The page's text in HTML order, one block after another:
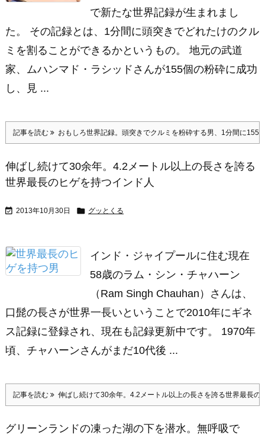
で新たな世界記録が生まれまし
た。 その記録とは、1分間に頭突きでどれたけのクル
ミを割ることができるかというもの。 地元の武道
家、ムハンマド・ラシッドさんが155個の粉砕に成功
し、見 ...
記事を読む おもしろ世界記録。頭突きでクルミを粉砕する男、1分間に155
伸ばし続けて30余年。4.2メートル以上の長さを誇る
世界最長のヒゲを持つインド人
 2013年10月30日  グッとくる
インド・ジャイプールに住む現在
58歳のラム・シン・チャハーン
（Ram Singh Chauhan）さんは、
口髭の長さが世界一長いということで2010年にギネ
ス記録に登録され、現在も記録更新中です。 1970年
頃、チャハーンさんがまだ10代後 ...
記事を読む 伸ばし続けて30余年。4.2メートル以上の長さを誇る世界最長の
グリーンランドの凍った湖の下を潜水。無呼吸で